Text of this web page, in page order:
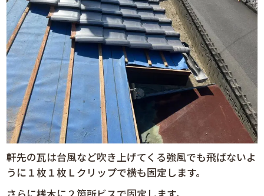
軒先の瓦は台風など吹き上げてくる強風でも飛ばないよ
うに１枚１枚Ｌクリップで横も固定します。